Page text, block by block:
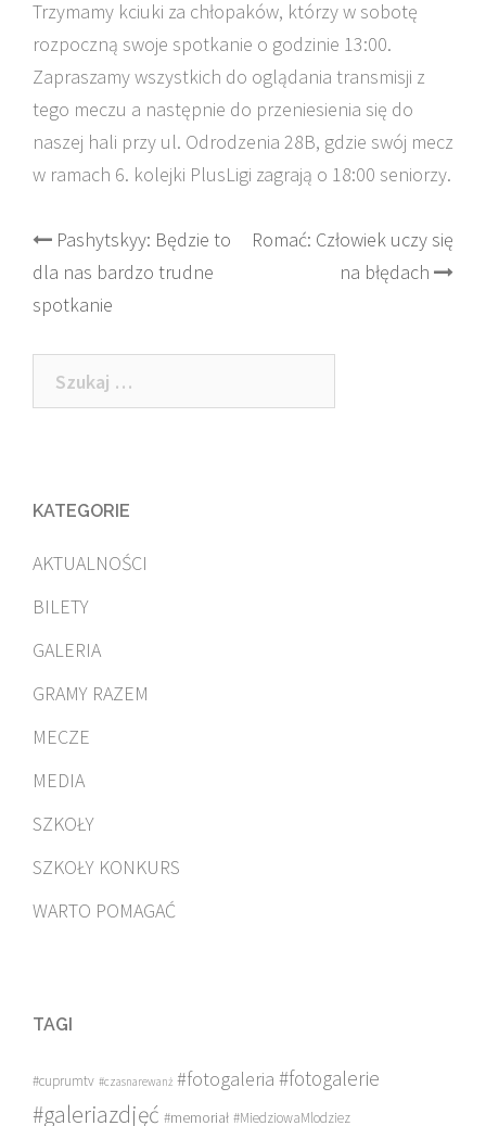
Trzymamy kciuki za chłopaków, którzy w sobotę
rozpoczną swoje spotkanie o godzinie 13:00.
Zapraszamy wszystkich do oglądania transmisji z
tego meczu a następnie do przeniesienia się do
naszej hali przy ul. Odrodzenia 28B, gdzie swój mecz
w ramach 6. kolejki PlusLigi zagrają o 18:00 seniorzy.
Post
navigation
Pashytskyy: Będzie to
dla nas bardzo trudne
spotkanie
Romać: Człowiek uczy się
na błędach
Szukaj:
KATEGORIE
AKTUALNOŚCI
BILETY
GALERIA
GRAMY RAZEM
MECZE
MEDIA
SZKOŁY
SZKOŁY KONKURS
WARTO POMAGAĆ
TAGI
#cuprumtv #czasnarewanż #fotogaleria #fotogalerie
#galeriazdjęć #memoriał #MiedziowaMlodziez